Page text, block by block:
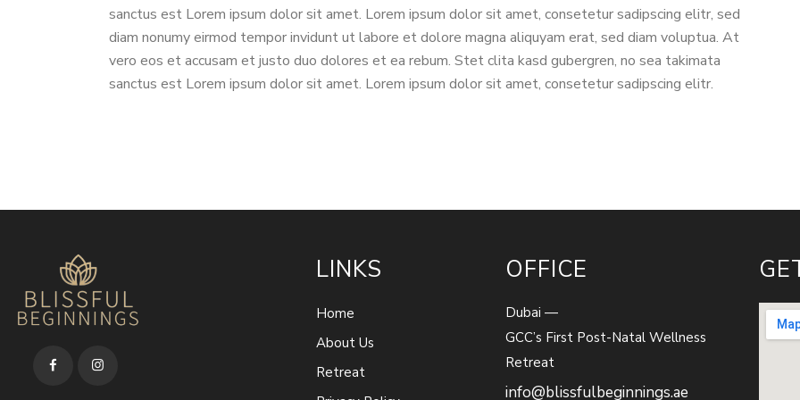
sanctus est Lorem ipsum dolor sit amet. Lorem ipsum dolor sit amet, consetetur sadipscing elitr, sed
diam nonumy eirmod tempor invidunt ut labore et dolore magna aliquyam erat, sed diam voluptua. At
vero eos et accusam et justo duo dolores et ea rebum. Stet clita kasd gubergren, no sea takimata
sanctus est Lorem ipsum dolor sit amet. Lorem ipsum dolor sit amet, consetetur sadipscing elitr.
LINKS
Home
About Us
Retreat
OFFICE
Dubai —
GCC’s First Post-Natal Wellness
Retreat
info@blissfulbeginnings.ae